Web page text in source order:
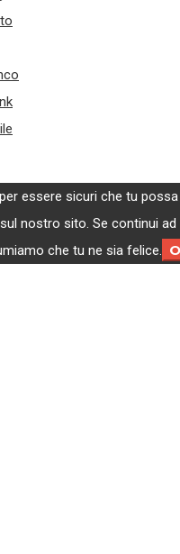
essere sicuri che tu
nostro sito. Se continui ad
che tu ne sia felice.